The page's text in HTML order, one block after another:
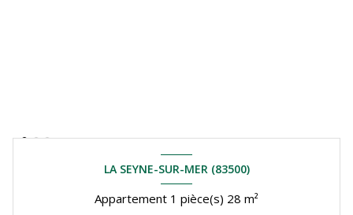
LA SEYNE-SUR-MER (83500)
Appartement 1 pièce(s) 28 m²